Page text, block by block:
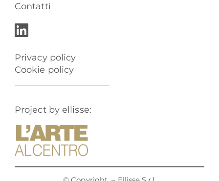
Contatti
Privacy policy
Cookie policy
Project by ellisse: